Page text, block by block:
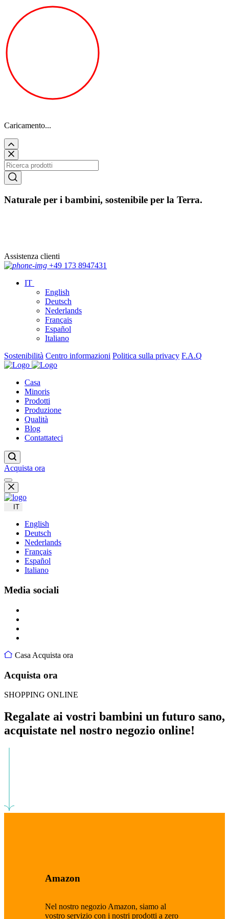
Caricamento...
Naturale per i bambini, sostenibile per la Terra.
Assistenza clienti
+49 173 8947431
IT
English
Deutsch
Nederlands
Français
Español
Italiano
Sostenibilità Centro informazioni Politica sulla privacy F.A.Q
Casa
Minoris
Prodotti
Produzione
Qualità
Blog
Contattateci
Acquista ora
IT
English
Deutsch
Nederlands
Français
Español
Italiano
Media sociali
Casa Acquista ora
Acquista ora
SHOPPING ONLINE
Regalate ai vostri bambini un futuro sano,
acquistate nel nostro negozio online!
Amazon
Nel nostro negozio Amazon, siamo al
vostro servizio con i nostri prodotti a zero